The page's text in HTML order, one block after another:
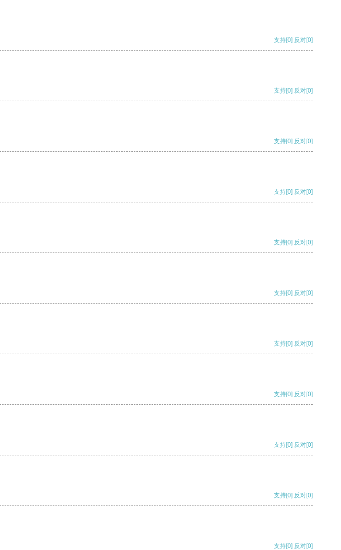
支持[0] 反对[0]
支持[0] 反对[0]
支持[0] 反对[0]
支持[0] 反对[0]
支持[0] 反对[0]
支持[0] 反对[0]
支持[0] 反对[0]
支持[0] 反对[0]
支持[0] 反对[0]
支持[0] 反对[0]
支持[0] 反对[0]